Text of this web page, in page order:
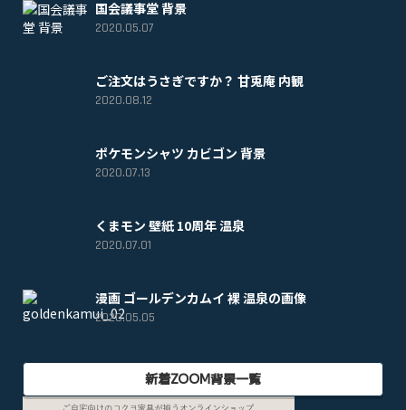
国会議事堂 背景
2020.05.07
ご注文はうさぎですか？ 甘兎庵 内観
2020.08.12
ポケモンシャツ カビゴン 背景
2020.07.13
くまモン 壁紙 10周年 温泉
2020.07.01
漫画 ゴールデンカムイ 裸 温泉の画像
2020.05.05
新着ZOOM背景一覧